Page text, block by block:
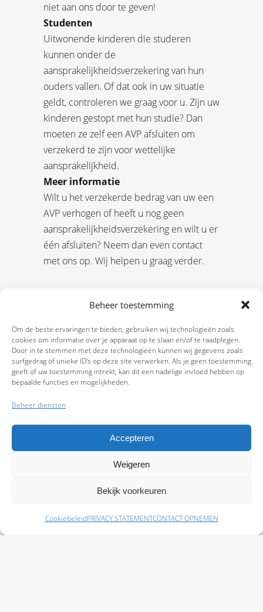
Beheer toestemming
Om de beste ervaringen te bieden, gebruiken wij technologieën zoals
cookies om informatie over je apparaat op te slaan en/of te raadplegen.
Door in te stemmen met deze technologieën kunnen wij gegevens zoals
surfgedrag of unieke ID's op deze site verwerken. Als je geen toestemming
geeft of uw toestemming intrekt, kan dit een nadelige invloed hebben op
bepaalde functies en mogelijkheden.
Beheer diensten
Accepteren
Weigeren
Bekijk voorkeuren
CookiebeleidPRIVACY STATEMENTCONTACT OPNEMEN
niet aan ons door te geven!
Studenten
Uitwonende kinderen die studeren
kunnen onder de
aansprakelijkheidsverzekering van hun
ouders vallen. Of dat ook in uw situatie
geldt, controleren we graag voor u. Zijn uw
kinderen gestopt met hun studie? Dan
moeten ze zelf een AVP afsluiten om
verzekerd te zijn voor wettelijke
aansprakelijkheid.
Meer informatie
Wilt u het verzekerde bedrag van uw een
AVP verhogen of heeft u nog geen
aansprakelijkheidsverzekering en wilt u er
één afsluiten? Neem dan even contact
met ons op. Wij helpen u graag verder.
Schade melden Afspraak maken Polissen